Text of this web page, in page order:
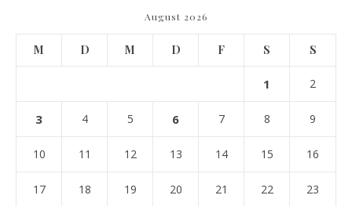
August 2026
M D M D F S S
1 2
3 4 5 6 7 8 9
10 11 12 13 14 15 16
17 18 19 20 21 22 23